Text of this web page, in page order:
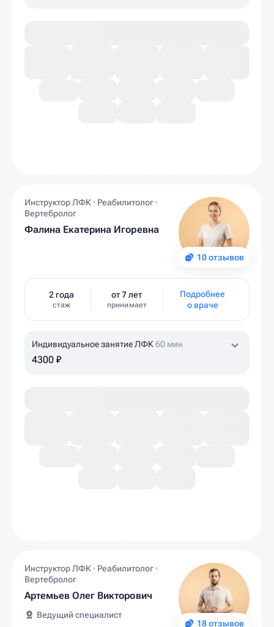
10 отзывов
Инструктор ЛФК · Реабилитолог ·
Вертебролог
Фалина Екатерина Игоревна
2 года
стаж
от 7 лет
принимает
Подробнее
о враче
Индивидуальное занятие ЛФК60 мин
4300 ₽
18 отзывов
Инструктор ЛФК · Реабилитолог ·
Вертебролог
Артемьев Олег Викторович
Ведущий специалист